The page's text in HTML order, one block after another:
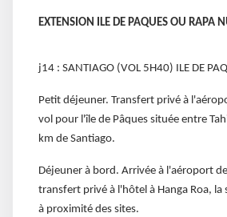
EXTENSION ILE DE PAQUES OU RAPA
j14 : SANTIAGO (VOL 5H40) ILE DE
Petit déjeuner. Transfert privé à
vol pour l'île de Pâques située entre
km de Santiago.
Déjeuner à bord. Arrivée à l'aéroport
transfert privé à l'hôtel à Hanga Roa, la
à proximité des sites.